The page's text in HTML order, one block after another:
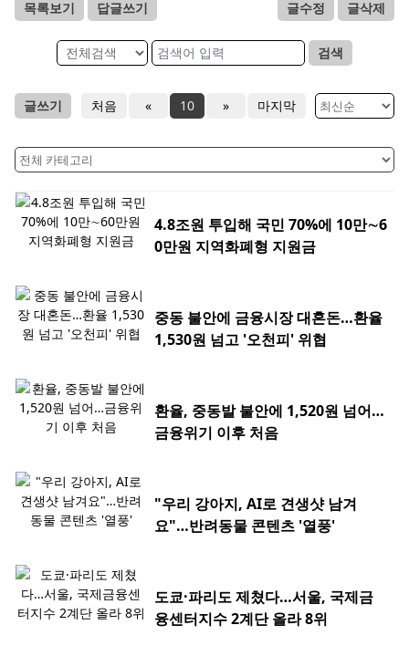
목록보기 답글쓰기 글수정 글삭제
검색
글쓰기 처음 « 10 » 마지막
4.8조원 투입해 국민 70%에 10만∼6
0만원 지역화폐형 지원금
중동 불안에 금융시장 대혼돈…환율
1,530원 넘고 '오천피' 위협
환율, 중동발 불안에 1,520원 넘어…
금융위기 이후 처음
"우리 강아지, AI로 견생샷 남겨
요"…반려동물 콘텐츠 '열풍'
도쿄·파리도 제쳤다…서울, 국제금
융센터지수 2계단 올라 8위